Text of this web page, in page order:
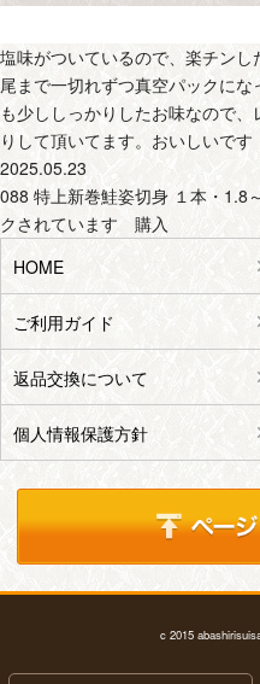
塩味がついているので、楽チン
尾まで一切れずつ真空パックに
も少ししっかりしたお味なので
りして頂いてます。おいしいです
2025.05.23
088 特上新巻鮭姿切身 １本・
クされています 購入
HOME
ご利用ガイド
返品交換について
個人情報保護方針
c 2015